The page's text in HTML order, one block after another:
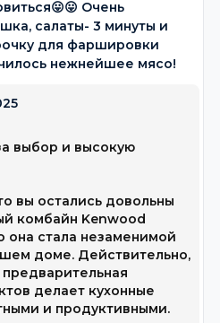
Очень
салаты- 3 минуты и
для фаршировки
нежнейшее мясо!
выбор и высокую
вы остались довольны
комбайн Kenwood
она стала незаменимой
доме. Действительно,
делает кухонные
и продуктивными.